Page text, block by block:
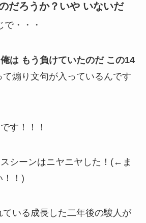
だろうか？いや いないだ
で・・・
俺は もう負けていたのだ この14
て煽り文句が入っているんです
す！！！
シーンはニヤニヤした！(←ま
！！)
いる成長した二年後の駿人が